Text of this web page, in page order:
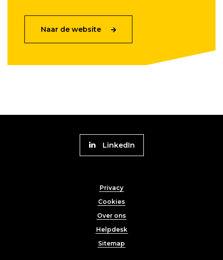
Naar de website
Footer
menu
Privacy
Cookies
Over ons
Helpdesk
Sitemap
Volg
Platform
Werk
LinkedIn